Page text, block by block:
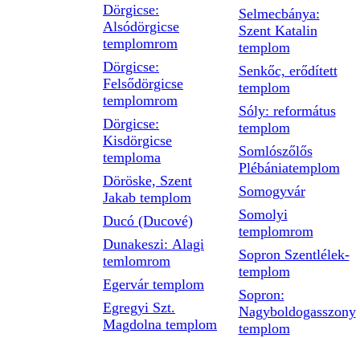
Dörgicse:
Alsódörgicse
templomrom
Dörgicse:
Felsődörgicse
templomrom
Dörgicse:
Kisdörgicse
temploma
Döröske, Szent
Jakab templom
Ducó (Ducové)
Dunakeszi: Alagi
temlomrom
Egervár templom
Egregyi Szt.
Magdolna templom
Selmecbánya:
Szent Katalin
templom
Senkőc, erődített
templom
Sóly: református
templom
Somlószőlős
Plébániatemplom
Somogyvár
Somolyi
templomrom
Sopron Szentlélek-
templom
Sopron:
Nagyboldogasszony
templom